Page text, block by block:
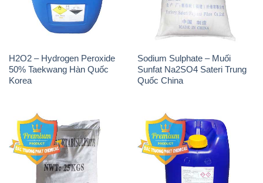
H2O2 – Hydrogen Peroxide
50% Taekwang Hàn Quốc
Korea
Sodium Sulphate – Muối
Sunfat Na2SO4 Sateri Trung
Quốc China